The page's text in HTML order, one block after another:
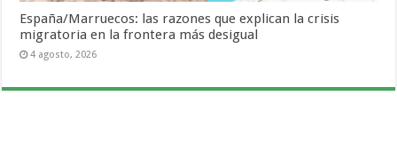
España/Marruecos: las razones que explican la crisis
migratoria en la frontera más desigual
4 agosto, 2026